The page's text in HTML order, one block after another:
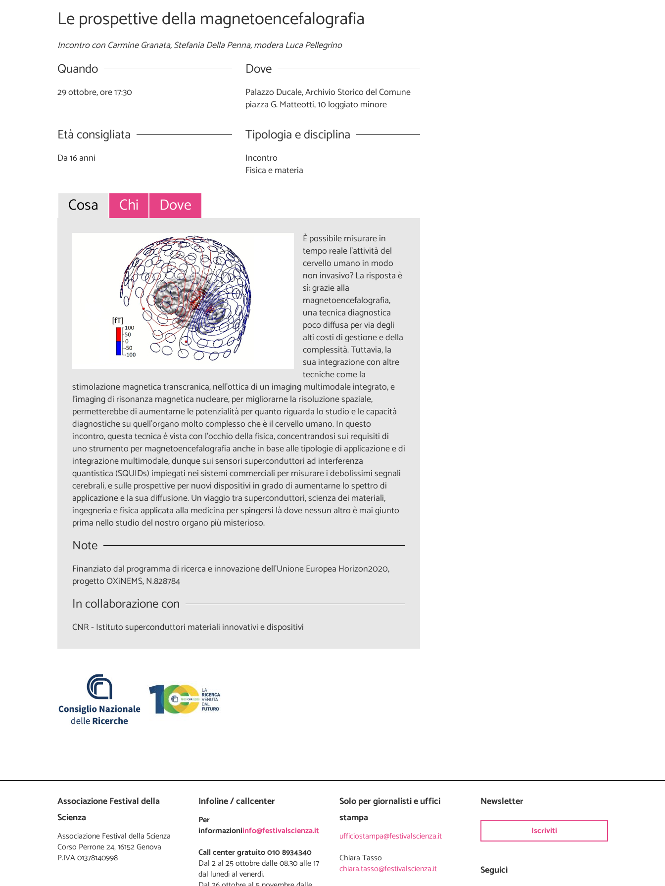
Le prospettive della magnetoencefalografia
Incontro con Carmine Granata, Stefania Della Penna, modera Luca Pellegrino
Quando
29 ottobre, ore 17:30
Dove
Palazzo Ducale, Archivio Storico del Comune
piazza G. Matteotti, 10 loggiato minore
Età consigliata
Da 16 anni
Tipologia e disciplina
Incontro
Fisica e materia
Cosa Chi Dove
È possibile misurare in
tempo reale l’attività del
cervello umano in modo
non invasivo? La risposta è
sì: grazie alla
magnetoencefalografia,
una tecnica diagnostica
poco diffusa per via degli
alti costi di gestione e della
complessità. Tuttavia, la
sua integrazione con altre
tecniche come la
stimolazione magnetica transcranica, nell’ottica di un imaging multimodale integrato, e
l’imaging di risonanza magnetica nucleare, per migliorarne la risoluzione spaziale,
permetterebbe di aumentarne le potenzialità per quanto riguarda lo studio e le capacità
diagnostiche su quell’organo molto complesso che è il cervello umano. In questo
incontro, questa tecnica è vista con l’occhio della fisica, concentrandosi sui requisiti di
uno strumento per magnetoencefalografia anche in base alle tipologie di applicazione e di
integrazione multimodale, dunque sui sensori superconduttori ad interferenza
quantistica (SQUIDs) impiegati nei sistemi commerciali per misurare i debolissimi segnali
cerebrali, e sulle prospettive per nuovi dispositivi in grado di aumentarne lo spettro di
applicazione e la sua diffusione. Un viaggio tra superconduttori, scienza dei materiali,
ingegneria e fisica applicata alla medicina per spingersi là dove nessun altro è mai giunto
prima nello studio del nostro organo più misterioso.
Note
Finanziato dal programma di ricerca e innovazione dell'Unione Europea Horizon2020,
progetto OXiNEMS, N.828784
In collaborazione con
CNR - Istituto superconduttori materiali innovativi e dispositivi
Associazione Festival della
Scienza
Associazione Festival della Scienza
Corso Perrone 24, 16152 Genova
P.IVA 01378140998
Infoline / callcenter
Per
informazioniinfo@festivalscienza.it
Call center gratuito 010 8934340
Dal 2 al 25 ottobre dalle 08.30 alle 17
dal lunedì al venerdì.
Solo per giornalisti e uffici
stampa
ufficiostampa@festivalscienza.it
chiara.tasso@festivalscienza.it
Newsletter
Iscriviti
Seguici